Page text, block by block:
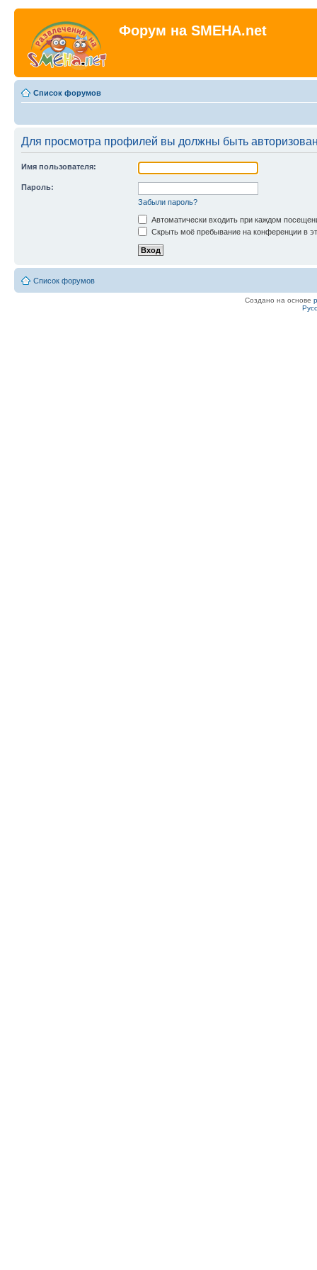
Форум на SMEHA.net
Список форумов
Для просмотра профилей вы должны быть
Имя пользователя:
Пароль:
Забыли пароль?
Автоматически входить при каждом
Скрыть моё пребывание на конференции в
Список форумов
Создано на основе